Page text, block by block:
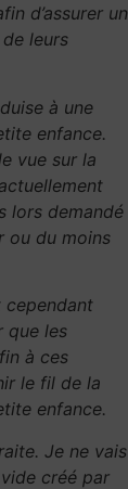
d’assurer un
leurs
à une
enfance.
vue sur la
lors demandé
ou du moins
cependant
que les
à ces
le fil de la
enfance.
Je ne vais
créé par